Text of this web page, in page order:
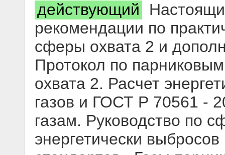
действующий
рекомендации по
сферы охвата 2 и
Протокол по
охвата 2. Расчет
газов и ГОСТ Р 70561 -
газам. Руководство по
энергетически